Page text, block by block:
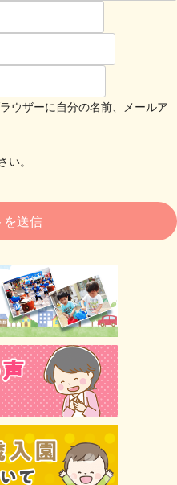
ウザーに自分の名前、メールア
。